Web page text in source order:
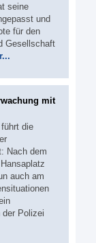
seine
und
für den
Gesellschaft
mit
führt die
Nach dem
auch am
Polizei